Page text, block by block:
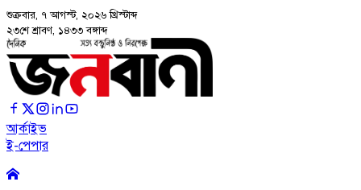
শুক্রবার, ৭ আগস্ট, ২০২৬ খ্রিস্টাব্দ
২৩শে শ্রাবণ, ১৪৩৩ বঙ্গাব্দ
আর্কাইভ
ই-পেপার